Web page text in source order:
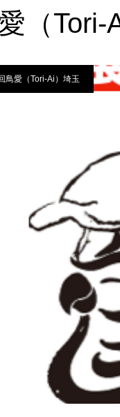
（Tori-
鳥愛（Tori-Ai）埼玉